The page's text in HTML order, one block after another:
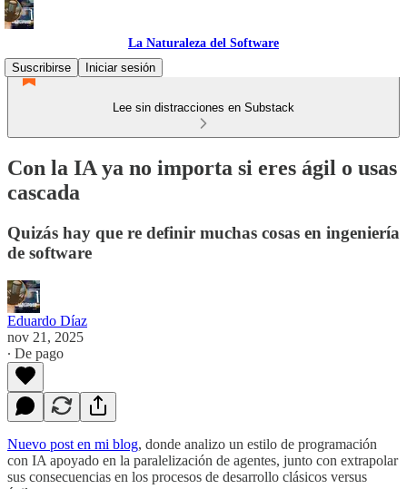
La Naturaleza del Software
Suscribirse
Iniciar sesión
Lee sin distracciones en Substack
Con la IA ya no importa si eres ágil o usas
cascada
Quizás hay que re definir muchas cosas en ingeniería
de software
Eduardo Díaz
nov 21, 2025
∙ De pago
Nuevo post en mi blog, donde analizo un estilo de programación
con IA apoyado en la paralelización de agentes, junto con extrapolar
sus consecuencias en los procesos de desarrollo clásicos versus